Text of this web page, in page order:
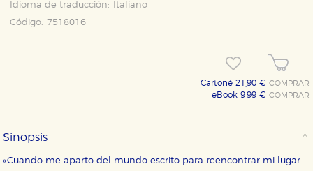
Idioma de traducción:
Italiano
Código: 7518016
Cartoné 21,90 €COMPRAR
eBook 9,99 €COMPRAR
Sinopsis
«Cuando me aparto del mundo escrito para reencontrar mi lugar